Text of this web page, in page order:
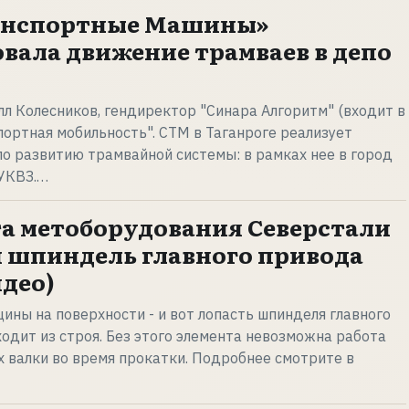
Машины»
движение трамваев в депо
Колесников, гендиректор "Синара Алгоритм" (входит в
мобильность". СТМ в Таганроге реализует
развитию трамвайной системы: в рамках нее в город
метоборудования Северстали
шпиндель главного привода
на поверхности - и вот лопасть шпинделя главного
из строя. Без этого элемента невозможна работа
во время прокатки. Подробнее смотрите в